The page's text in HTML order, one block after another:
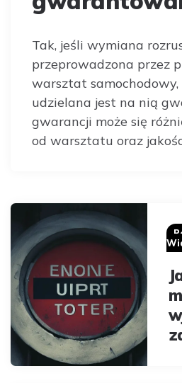
Tak, jeśli wymiana
przeprowadzona przez
warsztat
udzielana jest na nią
gwarancji może się
od warsztatu oraz
Post
navigation